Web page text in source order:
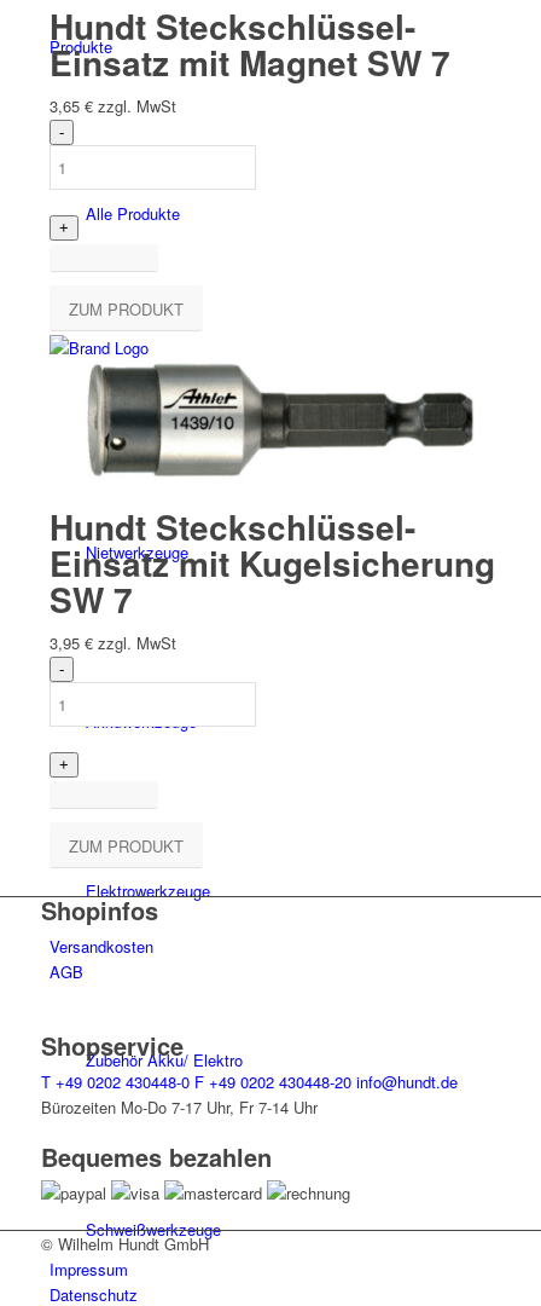
Produkte
Alle Produkte
Hand­werk­zeuge
Niet­werk­zeuge
Akkuwerkzeuge
Elektro­werk­zeuge
Zubehör Akku/ Elektro
Schweiß­werk­zeuge
Hundt Steckschlüssel-
Einsatz mit Magnet SW 7
3,65 € zzgl. MwSt
ZUM PRODUKT
Hundt Steckschlüssel-
Einsatz mit Kugelsicherung
SW 7
3,95 € zzgl. MwSt
ZUM PRODUKT
Shopinfos
Versandkosten
AGB
Shopservice
T +49 0202 430448-0 F +49 0202 430448-20 info@hundt.de
Bürozeiten Mo-Do 7-17 Uhr, Fr 7-14 Uhr
Bequemes bezahlen
© Wilhelm Hundt GmbH
Impressum
Datenschutz